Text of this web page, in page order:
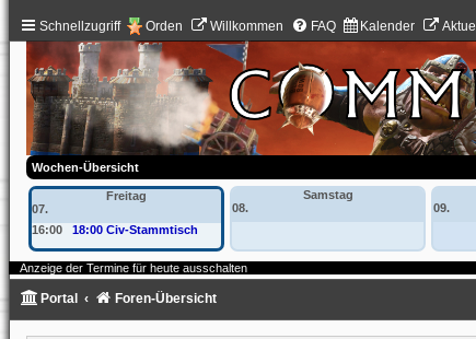
Schnellzugriff Orden Willkommen FAQ Kalender Aktuell
Wochen-Übersicht
Freitag
07.
16:00
18:00 Civ-Stammtisch
Samstag
08.
09.
Anzeige der Termine für heute ausschalten
Portal Foren-Übersicht